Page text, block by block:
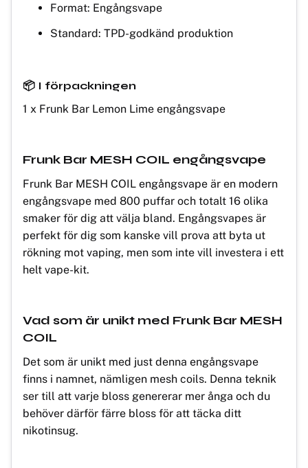
Format: Engångsvape
Standard: TPD-godkänd produktion
📦 I förpackningen
1 x Frunk Bar Lemon Lime engångsvape
Frunk Bar MESH COIL engångsvape
Frunk Bar MESH COIL engångsvape är en modern
engångsvape med 800 puffar och totalt 16 olika
smaker för dig att välja bland. Engångsvapes är
perfekt för dig som kanske vill prova att byta ut
rökning mot vaping, men som inte vill investera i ett
helt vape-kit.
Vad som är unikt med Frunk Bar MESH
COIL
Det som är unikt med just denna engångsvape
finns i namnet, nämligen mesh coils. Denna teknik
ser till att varje bloss genererar mer ånga och du
behöver därför färre bloss för att täcka ditt
nikotinsug.